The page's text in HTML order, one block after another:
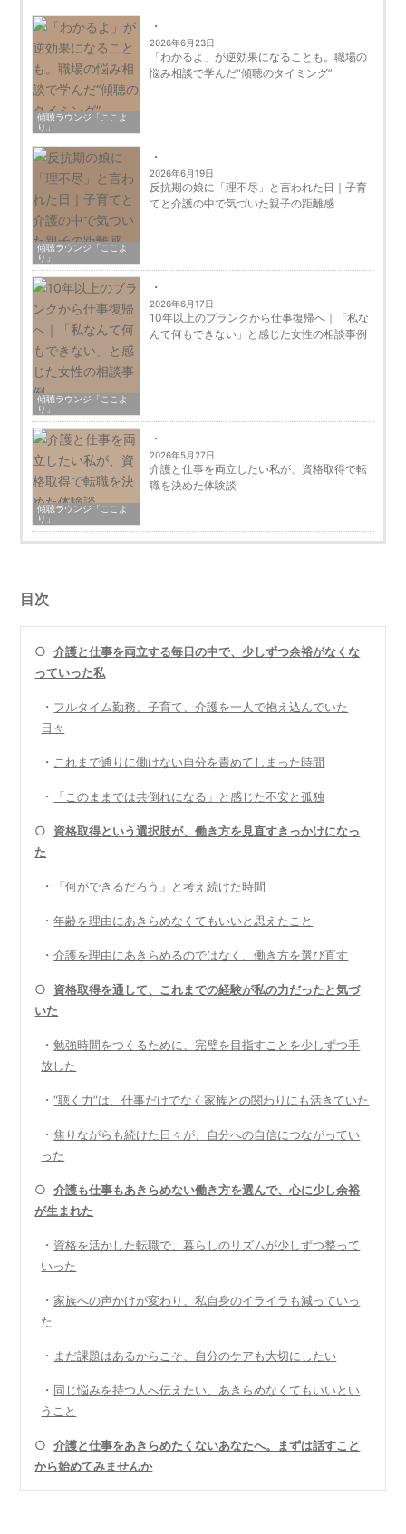
傾聴ラウンジ「ここよ
り」
2026年6月23日
「わかるよ」が逆効果になることも。職場の
悩み相談で学んだ“傾聴のタイミング”
傾聴ラウンジ「ここよ
り」
2026年6月19日
反抗期の娘に「理不尽」と言われた日｜子育
てと介護の中で気づいた親子の距離感
傾聴ラウンジ「ここよ
り」
2026年6月17日
10年以上のブランクから仕事復帰へ｜「私な
んて何もできない」と感じた女性の相談事例
傾聴ラウンジ「ここよ
り」
2026年5月27日
介護と仕事を両立したい私が、資格取得で転
職を決めた体験談
目次
○介護と仕事を両立する毎日の中で、少しずつ余裕がなくな
っていった私
・ フルタイム勤務、子育て、介護を一人で抱え込んでいた
日々
・ これまで通りに働けない自分を責めてしまった時間
・ 「このままでは共倒れになる」と感じた不安と孤独
○ 資格取得という選択肢が、働き方を見直すきっかけになっ
た
・ 「何ができるだろう」と考え続けた時間
・年齢を理由にあきらめなくてもいいと思えたこと
・介護を理由にあきらめるのではなく、働き方を選び直す
○ 資格取得を通して、これまでの経験が私の力だったと気づ
いた
・勉強時間をつくるために、完璧を目指すことを少しずつ手
放した
・“聴く力”は、仕事だけでなく家族との関わりにも活きていた
・焦りながらも続けた日々が、自分への自信につながってい
った
○介護も仕事もあきらめない働き方を選んで、心に少し余裕
が生まれた
・ 資格を活かした転職で、暮らしのリズムが少しずつ整って
いった
・家族への声かけが変わり、私自身のイライラも減っていっ
た
・ まだ課題はあるからこそ、自分のケアも大切にしたい
・ 同じ悩みを持つ人へ伝えたい、あきらめなくてもいいとい
うこと
○介護と仕事をあきらめたくないあなたへ。まずは話すこと
から始めてみませんか